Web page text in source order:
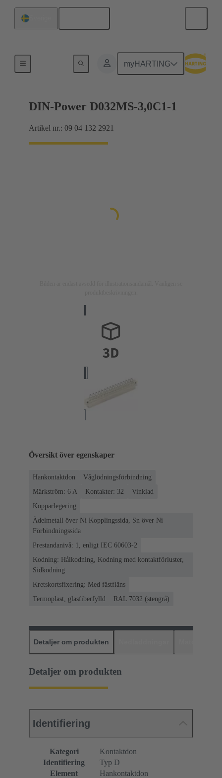
myHARTING
Förbindning moderkort till dotterkort
DIN-Power D032MS-3,0C1-1
Artikel nr.: 09 04 132 2921
Översikt över egenskaper
Hankontaktdon
Våglödningsförbindning
Märkström: ‌6 A
Kontakter: 32
Vinklad
Kopparlegering
Ädelmetall över Ni Kopplingssida, Sn över Ni
Förbindningssida
Prestandanivå: 1, enligt IEC 60603-2
Kodning: Hålkodning, Kodning med kontaktförluster,
Sidkodning
Kretskortsfixering: Med fästfläns
Termoplast, glasfiberfylld
RAL 7032 (stengrå)
Detaljer om produkten
Detaljer om produkten
Identifiering
Kategori
Kontaktdon
Identifiering
Typ D
Element
Hankontaktdon